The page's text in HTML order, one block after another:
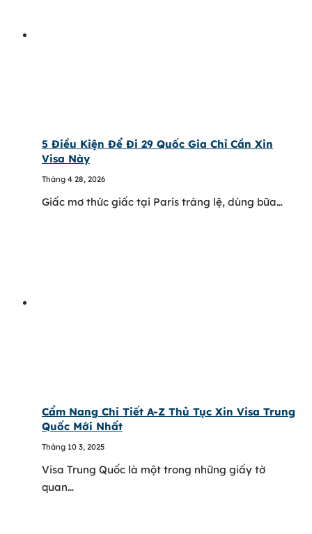
5 Điều Kiện Để Đi 29 Quốc Gia Chỉ Cần Xin
Visa Này
Tháng 4 28, 2026
Giấc mơ thức giấc tại Paris tráng lệ, dùng bữa…
Cẩm Nang Chi Tiết A-Z Thủ Tục Xin Visa Trung
Quốc Mới Nhất
Tháng 10 3, 2025
Visa Trung Quốc là một trong những giấy tờ
quan…